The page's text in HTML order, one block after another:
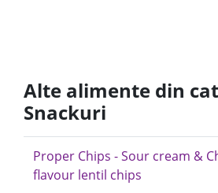
Alte alimente din
Snackuri
Proper Chips - Sour cream &
flavour lentil chips